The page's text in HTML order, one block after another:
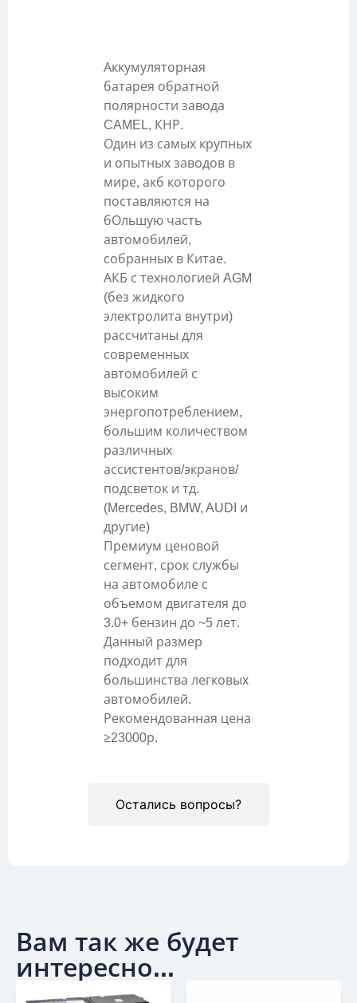
Остались вопросы?
Аккумуляторная
батарея обратной
полярности завода
CAMEL, КНР.
Один из самых крупных
и опытных заводов в
мире, акб которого
поставляются на
бОльшую часть
автомобилей,
собранных в Китае.
АКБ с технологией AGM
(без жидкого
электролита внутри)
рассчитаны для
современных
автомобилей с
высоким
энергопотреблением,
большим количеством
различных
ассистентов/экранов/
подсветок и тд.
(Mercedes, BMW, AUDI и
другие)
Премиум ценовой
сегмент, срок службы
на автомобиле с
объемом двигателя до
3.0+ бензин до ~5 лет.
Данный размер
подходит для
большинства легковых
автомобилей.
Рекомендованная цена
≥23000р.
Вам так же будет
интересно...